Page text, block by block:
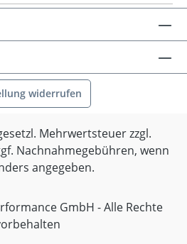
widerrufen
Mehrwertsteuer zzgl.
Nachnahmegebühren, wenn
angegeben.
GmbH - Alle Rechte